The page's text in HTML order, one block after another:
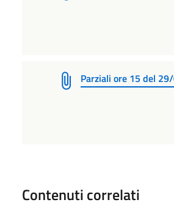
Parziali ore 15 del
Contenuti correlati